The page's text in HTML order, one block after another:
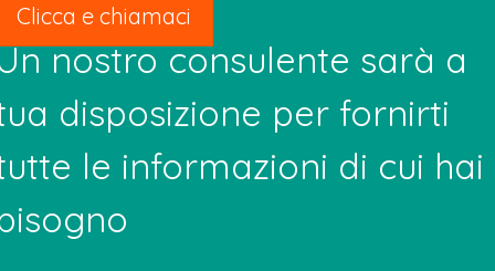
Clicca e chiamaci
nostro consulente sarà a
disposizione per fornirti
le informazioni di cui hai